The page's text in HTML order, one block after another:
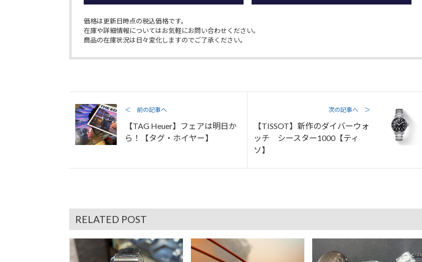
価格は更新日時点の税込価格です。
在庫や詳細情報についてはお気軽にお問い合わせください。
商品の在庫状況は日々変化しますのでご了承ください。
＜ 前の記事へ
【TAG Heuer】フェアは明日か
ら！【タグ・ホイヤー】
次の記事へ ＞
【TISSOT】新作のダイバーウォ
ッチ シースター1000【ティ
ソ】
RELATED POST